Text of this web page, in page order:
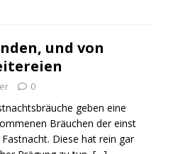
und von
0
geben eine
Bräuchen der einst
Diese hat rein gar